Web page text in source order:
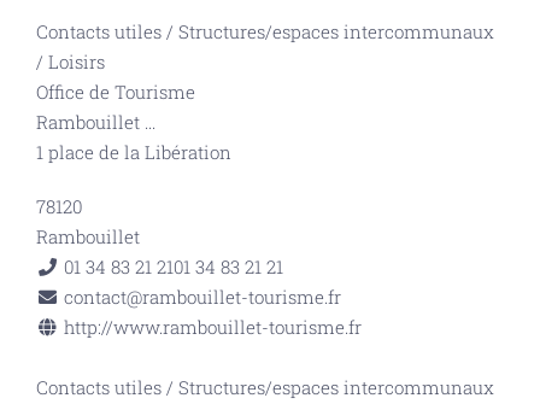
Contacts utiles / Structures/espaces intercommunaux
/ Loisirs
Office de Tourisme
Rambouillet ...
1 place de la Libération
78120
Rambouillet
01 34 83 21 2101 34 83 21 21
contact@rambouillet-tourisme.fr
http://www.rambouillet-tourisme.fr
Contacts utiles / Structures/espaces intercommunaux